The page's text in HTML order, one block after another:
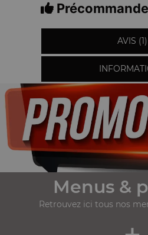
AVIS (1)
Menus &
Retrouvez ici tous nos